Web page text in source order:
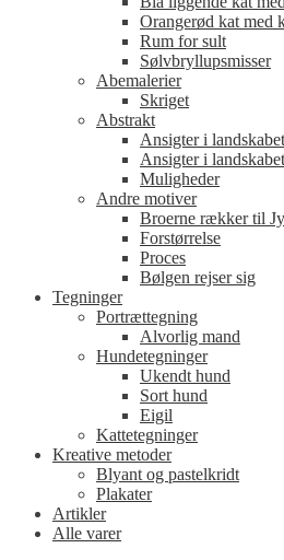
Orangerød kat med
Rum for sult
Sølvbryllupsmisser
Abemalerier
Skriget
Abstrakt
Ansigter i
Ansigter i
Muligheder
Andre motiver
Broerne rækker til
Forstørrelse
Proces
Bølgen rejser sig
Tegninger
Portrættegning
Alvorlig mand
Hundetegninger
Ukendt hund
Sort hund
Eigil
Kattetegninger
Kreative metoder
Blyant og pastelkridt
Plakater
Artikler
Alle varer